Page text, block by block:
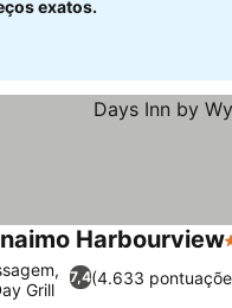
exatos.
Harbourview
7,4(4.633
Grill